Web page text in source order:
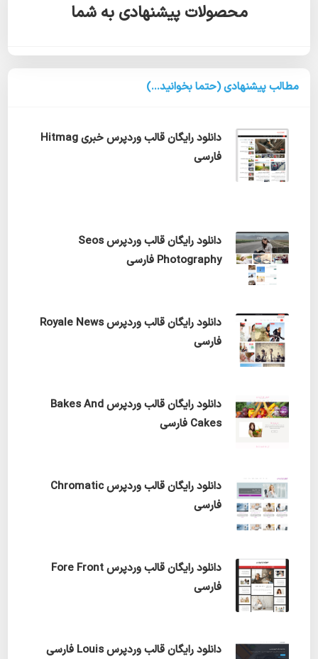
محصولات پیشنهادی به شما
مطالب پیشنهادی (حتما بخوانید...)
دانلود رایگان قالب وردپرس خبری Hitmag
فارسی
دانلود رایگان قالب وردپرس Seos
Photography فارسی
دانلود رایگان قالب وردپرس Royale News
فارسی
دانلود رایگان قالب وردپرس Bakes And
Cakes فارسی
دانلود رایگان قالب وردپرس Chromatic
فارسی
دانلود رایگان قالب وردپرس Fore Front
فارسی
دانلود رایگان قالب وردپرس Louis فارسی